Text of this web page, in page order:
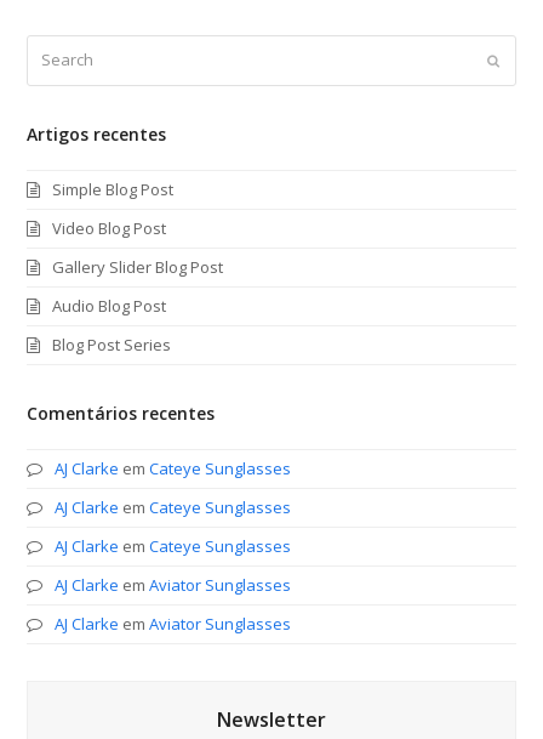
Artigos recentes
Simple Blog Post
Video Blog Post
Gallery Slider Blog Post
Audio Blog Post
Blog Post Series
Comentários recentes
AJ Clarke emCateye Sunglasses
AJ Clarke emCateye Sunglasses
AJ Clarke emCateye Sunglasses
AJ Clarke emAviator Sunglasses
AJ Clarke emAviator Sunglasses
Newsletter